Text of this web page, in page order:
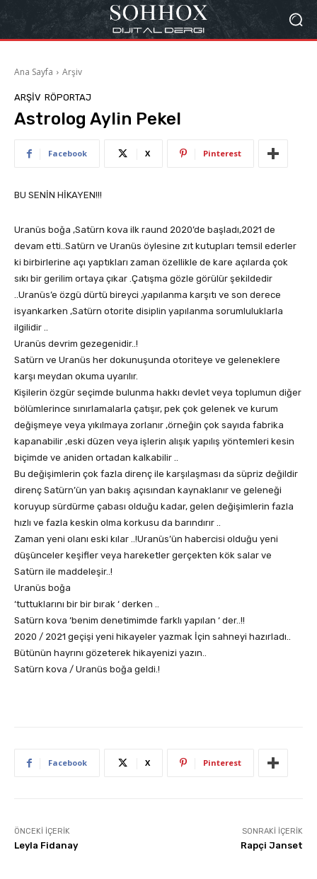
Ana Sayfa Arşiv
ARŞIV RÖPORTAJ
Astrolog Aylin Pekel
Facebook X Pinterest
BU SENİN HİKAYEN!!!
Uranüs boğa ,Satürn kova ilk raund 2020’de başladı,2021 de
devam etti..Satürn ve Uranüs öylesine zıt kutupları temsil ederler
ki birbirlerine açı yaptıkları zaman özellikle de kare açılarda çok
sıkı bir gerilim ortaya çıkar .Çatışma gözle görülür şekildedir
..Uranüs’e özgü dürtü bireyci ,yapılanma karşıtı ve son derece
isyankarken ,Satürn otorite disiplin yapılanma sorumluluklarla
ilgilidir ..
Uranüs devrim gezegenidir..!
Satürn ve Uranüs her dokunuşunda otoriteye ve geleneklere
karşı meydan okuma uyarılır.
Kişilerin özgür seçimde bulunma hakkı devlet veya toplumun diğer
bölümlerince sınırlamalarla çatışır, pek çok gelenek ve kurum
değişmeye veya yıkılmaya zorlanır ,örneğin çok sayıda fabrika
kapanabilir ,eski düzen veya işlerin alışık yapılış yöntemleri kesin
biçimde ve aniden ortadan kalkabilir ..
Bu değişimlerin çok fazla direnç ile karşılaşması da süpriz değildir
direnç Satürn’ün yan bakış açısından kaynaklanır ve geleneği
koruyup sürdürme çabası olduğu kadar, gelen değişimlerin fazla
hızlı ve fazla keskin olma korkusu da barındırır ..
Zaman yeni olanı eski kılar ..!Uranüs’ün habercisi olduğu yeni
düşünceler keşifler veya hareketler gerçekten kök salar ve
Satürn ile maddeleşir..!
Uranüs boğa
‘tuttuklarını bir bir bırak ‘ derken ..
Satürn kova ‘benim denetimimde farklı yapılan ‘ der..!!
2020 / 2021 geçişi yeni hikayeler yazmak İçin sahneyi hazırladı..
Bütünün hayrını gözeterek hikayenizi yazın..
Satürn kova / Uranüs boğa geldi.!
Facebook X Pinterest
ÖNCEKI İÇERIK
Leyla Fidanay
SONRAKI İÇERIK
Rapçi Janset